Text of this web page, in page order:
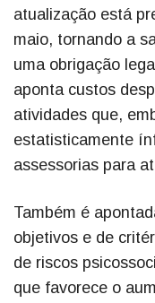
atualização está
maio, tornando a
uma obrigação
aponta custos
atividades que,
estatisticamente
assessorias para
Também é
objetivos e de
de riscos
que favorece o